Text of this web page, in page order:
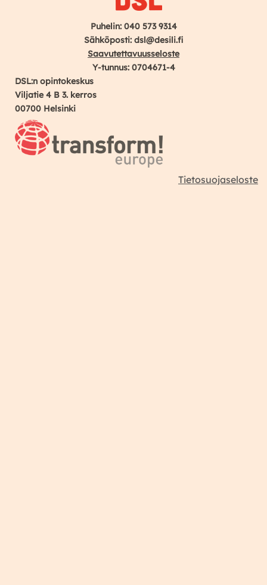
Puhelin: 040 573 9314
Sähköposti: dsl@desili.fi
Saavutettavuusseloste
Y-tunnus: 0704671-4
DSL:n opintokeskus
Viljatie 4 B 3. kerros
00700 Helsinki
Tietosuojaseloste